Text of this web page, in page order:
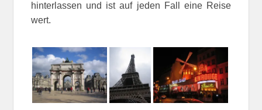
hinterlassen und ist auf jeden Fall eine Reise
wert.